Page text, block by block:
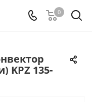
0
KPZ 135-